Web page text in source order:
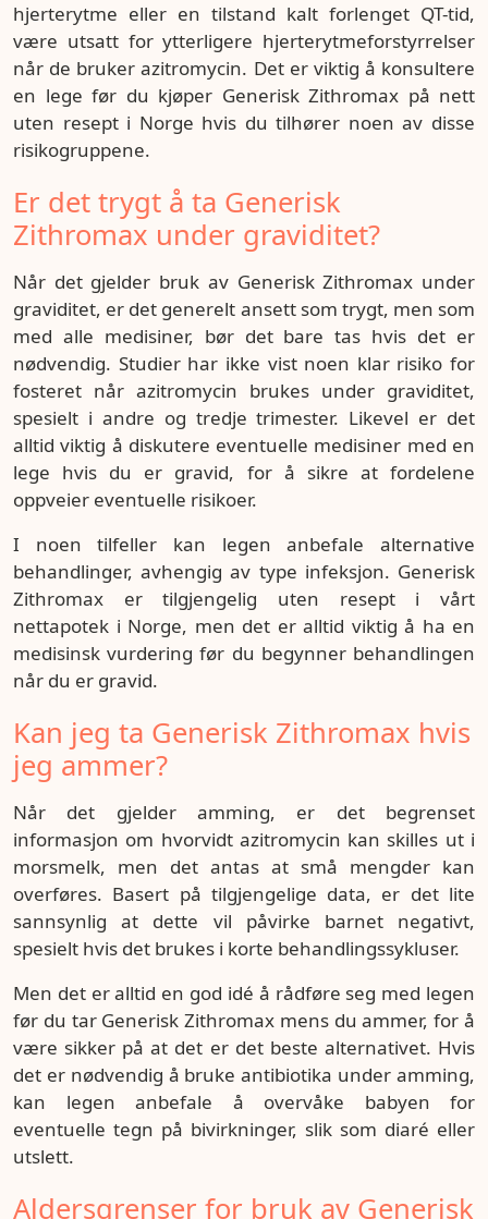
hjerterytme eller en tilstand kalt forlenget QT-tid,
være utsatt for ytterligere hjerterytmeforstyrrelser
når de bruker azitromycin. Det er viktig å konsultere
en lege før du kjøper Generisk Zithromax på nett
uten resept i Norge hvis du tilhører noen av disse
risikogruppene.
Er det trygt å ta Generisk
Zithromax under graviditet?
Når det gjelder bruk av Generisk Zithromax under
graviditet, er det generelt ansett som trygt, men som
med alle medisiner, bør det bare tas hvis det er
nødvendig. Studier har ikke vist noen klar risiko for
fosteret når azitromycin brukes under graviditet,
spesielt i andre og tredje trimester. Likevel er det
alltid viktig å diskutere eventuelle medisiner med en
lege hvis du er gravid, for å sikre at fordelene
oppveier eventuelle risikoer.
I noen tilfeller kan legen anbefale alternative
behandlinger, avhengig av type infeksjon. Generisk
Zithromax er tilgjengelig uten resept i vårt
nettapotek i Norge, men det er alltid viktig å ha en
medisinsk vurdering før du begynner behandlingen
når du er gravid.
Kan jeg ta Generisk Zithromax hvis
jeg ammer?
Når det gjelder amming, er det begrenset
informasjon om hvorvidt azitromycin kan skilles ut i
morsmelk, men det antas at små mengder kan
overføres. Basert på tilgjengelige data, er det lite
sannsynlig at dette vil påvirke barnet negativt,
spesielt hvis det brukes i korte behandlingssykluser.
Men det er alltid en god idé å rådføre seg med legen
før du tar Generisk Zithromax mens du ammer, for å
være sikker på at det er det beste alternativet. Hvis
det er nødvendig å bruke antibiotika under amming,
kan legen anbefale å overvåke babyen for
eventuelle tegn på bivirkninger, slik som diaré eller
utslett.
Aldersgrenser for bruk av Generisk